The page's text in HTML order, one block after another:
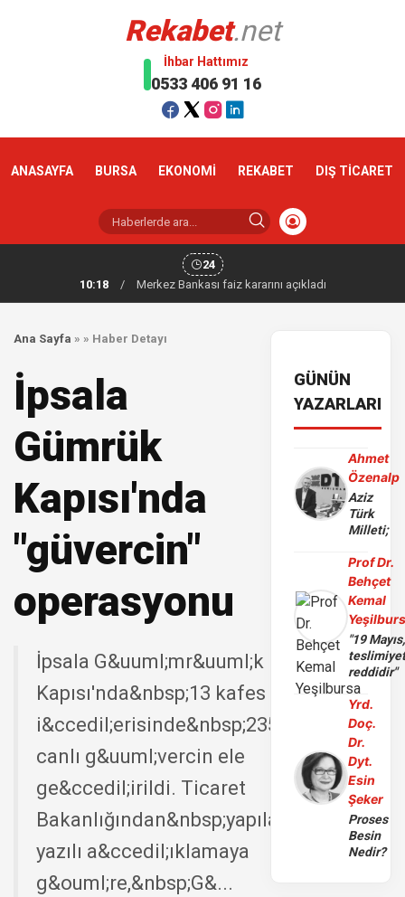
Rekabet.net
İhbar Hattımız
0533 406 91 16
ANASAYFA BURSA EKONOMİ REKABET DIŞ TİCARET
24
10:18
/ Merkez Bankası faiz kararını açıkladı
Ana Sayfa » » Haber Detayı
İpsala
Gümrük
Kapısı'nda
"güvercin"
operasyonu
İpsala G&uuml;mr&uuml;k
Kapısı'nda&nbsp;13 kafes
i&ccedil;erisinde&nbsp;235
canlı g&uuml;vercin ele
ge&ccedil;irildi. Ticaret
Bakanlığından&nbsp;yapılan
yazılı a&ccedil;ıklamaya
g&ouml;re,&nbsp;G&...
GÜNÜN
YAZARLARI
Ahmet
Özenalp
Aziz
Türk
Milleti;
Prof Dr.
Behçet
Kemal
"19 Mayıs,
reddidir"
Yrd.
Doç.
Dr.
Dyt.
Esin
Şeker
Proses
Besin
Nedir?